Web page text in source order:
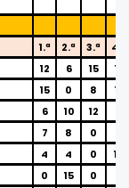
1.ª 2.ª 3.ª
4.ª
12 6 15
12
15 0 8
15
6 10 12
7 8 0
4 4 0
10
0 15 0